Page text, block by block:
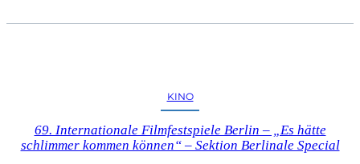
KINO
69. Internationale Filmfestspiele Berlin – „Es hätte
schlimmer kommen können“ – Sektion Berlinale Special